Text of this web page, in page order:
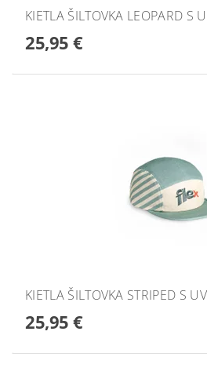
KIETLA ŠILTOVKA LEOPARD S
25,95 €
KIETLA ŠILTOVKA STRIPED S
25,95 €